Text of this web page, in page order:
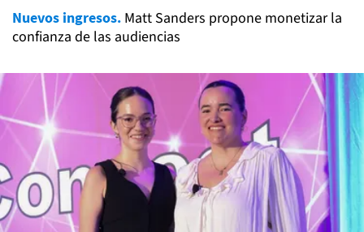
Nuevos ingresos. Matt Sanders propone monetizar la
confianza de las audiencias